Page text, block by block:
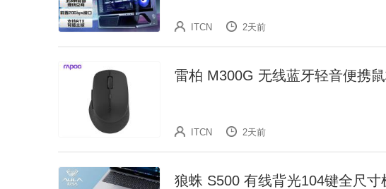
ITCN 2天前
雷柏 M300G 无线蓝牙轻音便携
ITCN 2天前
狼蛛 S500 有线背光104键全尺